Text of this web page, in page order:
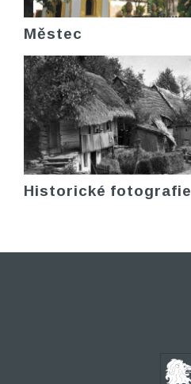
Městec
Historické fotografie